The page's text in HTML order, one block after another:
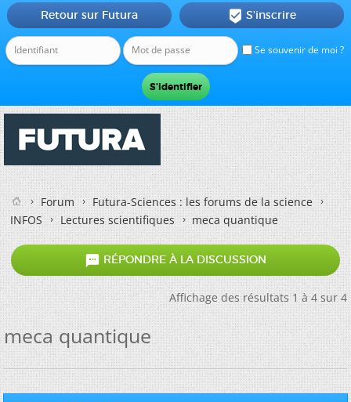
Se souvenir de moi ?
Retour sur Futura  S'inscrire
Forum
Futura-Sciences : les forums de la science
INFOS
Lectures scientifiques meca quantique
 RÉPONDRE À LA DISCUSSION
Affichage des résultats 1 à 4 sur 4
meca quantique